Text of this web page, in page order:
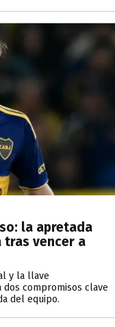
la apretada
tras vencer a
y la llave
compromisos clave
del equipo.